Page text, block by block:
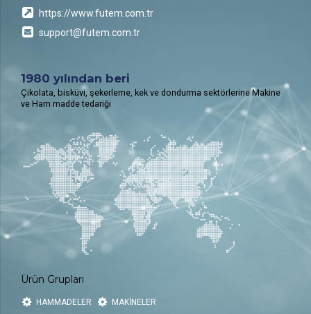
https://www.futem.com.tr
support@futem.com.tr
1980 yılından beri
Çikolata, bisküvi, şekerleme, kek ve dondurma sektörlerine Makine
ve Ham madde tedariği
Ürün Grupları
HAMMADELER MAKİNELER